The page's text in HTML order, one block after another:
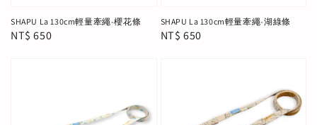
SHAPU La 130cm輕量牽繩-櫻花條
Regular
NT$ 650
SHAPU La 130cm輕量牽繩-湖綠條
Regular
NT$ 650